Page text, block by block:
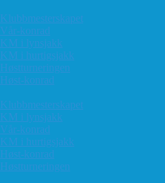
Klubbmesterskapet
Vår-konrad
KM i lynsjakk
KM i hurtigsjakk
Høstturneringen
Høst-konrad
Klubbmesterskapet
KM i lynsjakk
Vår-konrad
KM i hurtigsjakk
Høst-konrad
Høstturneringen